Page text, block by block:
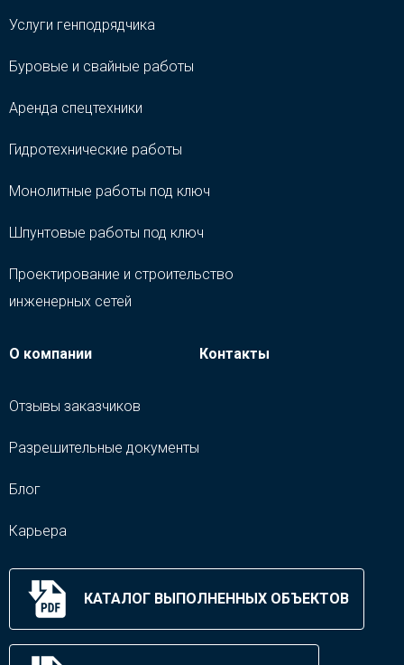
Услуги генподрядчика
Буровые и свайные работы
Аренда спецтехники
Гидротехнические работы
Монолитные работы под ключ
Шпунтовые работы под ключ
Проектирование и строительство
инженерных сетей
О компании
Отзывы заказчиков
Разрешительные документы
Блог
Карьера
Контакты
КАТАЛОГ ВЫПОЛНЕННЫХ ОБЪЕКТОВ